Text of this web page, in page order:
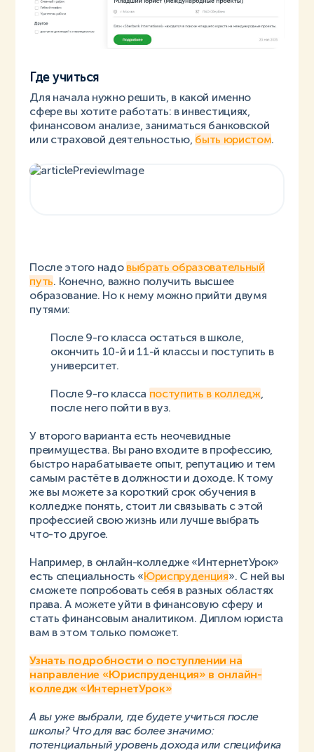
Где учиться
Для начала нужно решить, в какой именно
сфере вы хотите работать: в инвестициях,
финансовом анализе, заниматься банковской
или страховой деятельностью, быть юристом.
После этого надо выбрать образовательный
путь. Конечно, важно получить высшее
образование. Но к нему можно прийти двумя
путями:
После 9-го класса остаться в школе,
окончить 10-й и 11-й классы и поступить в
университет.
После 9-го класса поступить в колледж,
после него пойти в вуз.
У второго варианта есть неочевидные
преимущества. Вы рано входите в профессию,
быстро нарабатываете опыт, репутацию и тем
самым растёте в должности и доходе. К тому
же вы можете за короткий срок обучения в
колледже понять, стоит ли связывать с этой
профессией свою жизнь или лучше выбрать
что-то другое.
Например, в онлайн-колледже «ИнтернетУрок»
есть специальность «Юриспруденция». С ней вы
сможете попробовать себя в разных областях
права. А можете уйти в финансовую сферу и
стать финансовым аналитиком. Диплом юриста
вам в этом только поможет.
Узнать подробности о поступлении на
направление «Юриспруденция» в онлайн-
колледж «ИнтернетУрок»
А вы уже выбрали, где будете учиться после
школы? Что для вас более значимо:
потенциальный уровень дохода или специфика